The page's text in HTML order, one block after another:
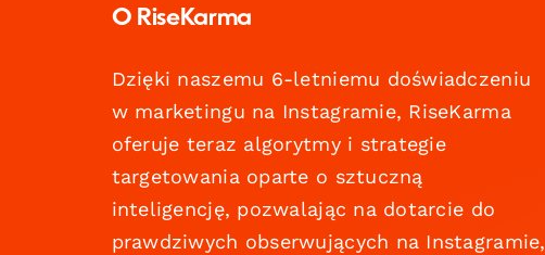
O RiseKarma
Dzięki naszemu 6-letniemu doświadczeniu
w marketingu na Instagramie, RiseKarma
oferuje teraz algorytmy i strategie
targetowania oparte o sztuczną
inteligencję, pozwalając na dotarcie do
prawdziwych obserwujących na Instagramie,